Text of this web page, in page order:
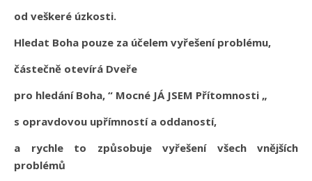
od veškeré úzkosti.
Hledat Boha pouze za účelem vyřešení problému,
částečně otevírá Dveře
pro hledání Boha, “ Mocné JÁ JSEM Přítomnosti „
s opravdovou upřímností a oddaností,
a rychle to způsobuje vyřešení všech vnějších
problémů